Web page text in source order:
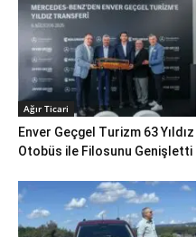
Ağır Ticari
Enver Geçgel Turizm 63 Yıldız
Otobüs ile Filosunu Genişletti